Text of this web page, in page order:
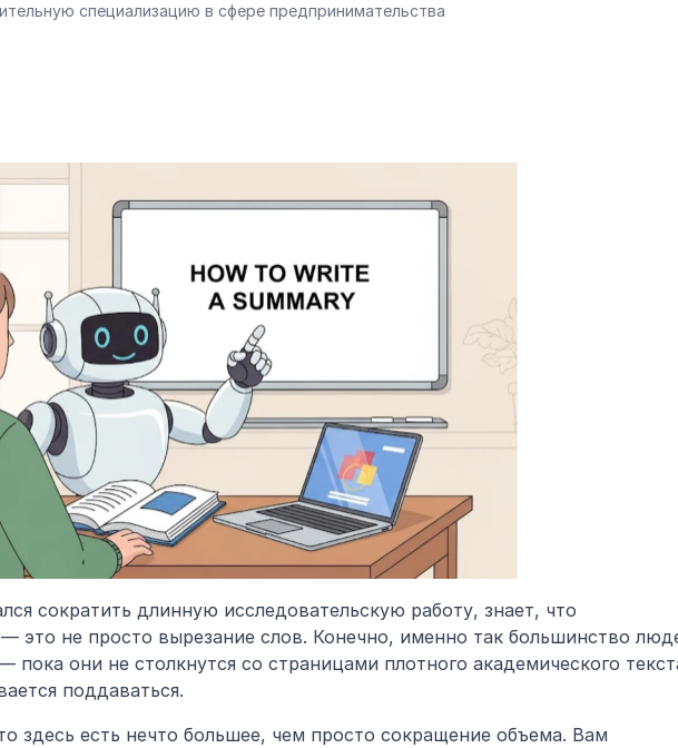
специализацию в сфере предпринимательства
сократить длинную исследовательскую работу, знает, что
это не просто вырезание слов. Конечно, именно так большинство
пока они не столкнутся со страницами плотного академического
поддаваться.
здесь есть нечто большее, чем просто сокращение объема. Вам